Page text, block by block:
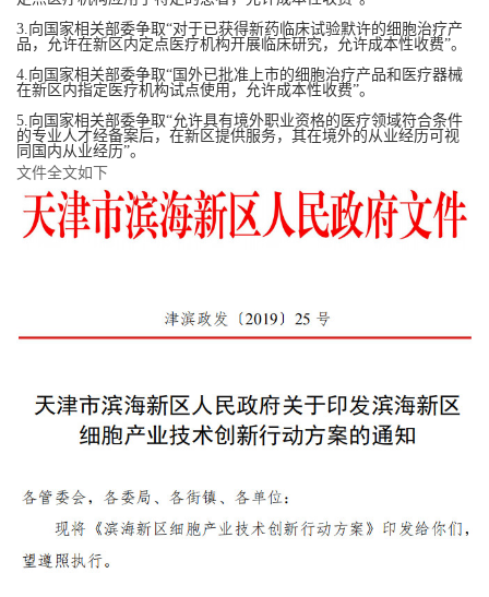
3.向国家相关部委争取“对于已获得新药临床试验默许的细胞治疗产
品，允许在新区内定点医疗机构开展临床研究，允许成本性收费”。
4.向国家相关部委争取“国外已批准上市的细胞治疗产品和医疗器械
在新区内指定医疗机构试点使用，允许成本性收费”。
5.向国家相关部委争取“允许具有境外职业资格的医疗领域符合条件
的专业人才经备案后，在新区提供服务，其在境外的从业经历可视
同国内从业经历”。
文件全文如下